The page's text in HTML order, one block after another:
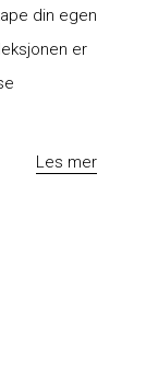
din egen
er
Les mer